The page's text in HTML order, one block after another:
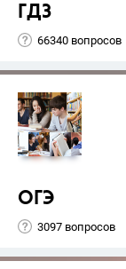
ГДЗ
66340 вопросов
ОГЭ
3097 вопросов